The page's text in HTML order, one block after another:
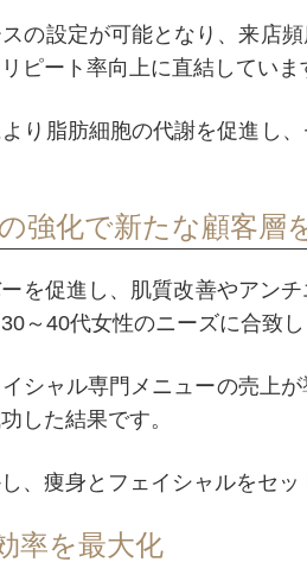
の設定が可能となり、来店
ピート率向上に直結していま
り脂肪細胞の代謝を促進し
強化で新たな顧客層
を促進し、肌質改善やアン
～40代女性のニーズに合致し
シャル専門メニューの売上
した結果です。
、痩身とフェイシャルをセ
率を最大化